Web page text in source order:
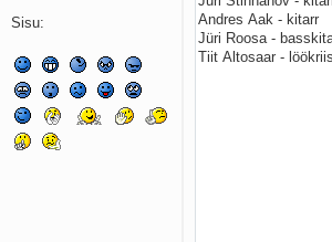
Kassimäng
Läänemere lained
Üle müüri
Valgusemaastikud
Sisu: